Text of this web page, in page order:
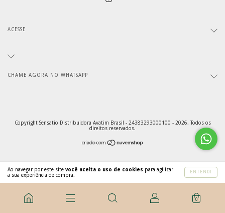
Ao navegar por este site você aceita o uso de cookies para agilizar
a sua experiência de compra.
ENTENDI
0
ACESSE
CHAME AGORA NO WHATSAPP
Copyright Sensatio Distribuidora Avatim Brasil - 24383293000100 - 2026. Todos os
direitos reservados.